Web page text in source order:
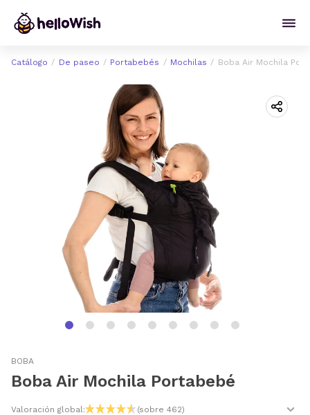
Catálogo De paseo Portabebés Mochilas Boba Air Mochila
BOBA
Boba Air Mochila Portabebé
Valoración global: (sobre 462)